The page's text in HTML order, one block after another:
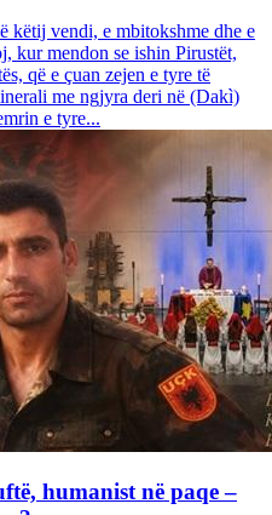
këtij vendi, e mbitokshme dhe e
kur mendon se ishin Pirustët,
që e çuan zejen e tyre të
me ngjyra deri në (Dakì)
e tyre...
humanist në paqe –